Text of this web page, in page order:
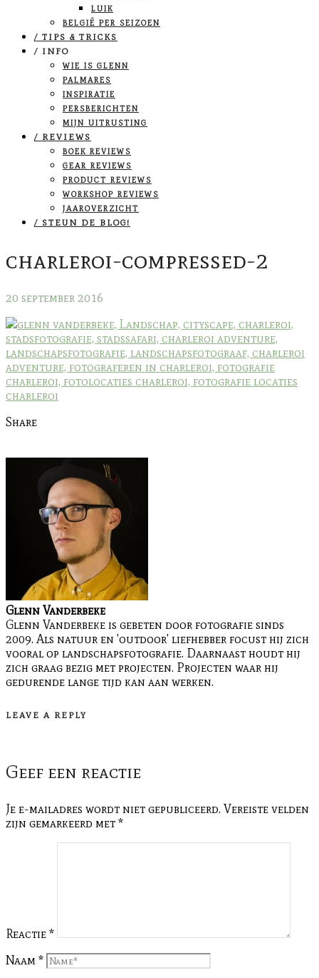
LUIK
BELGIË PER SEIZOEN
/ TIPS & TRICKS
/ INFO
WIE IS GLENN
PALMARES
INSPIRATIE
PERSBERICHTEN
MIJN UITRUSTING
/ REVIEWS
BOEK REVIEWS
GEAR REVIEWS
PRODUCT REVIEWS
WORKSHOP REVIEWS
JAAROVERZICHT
/ STEUN DE BLOG!
charleroi-compressed-2
20 september 2016
Share
Glenn Vanderbeke
Glenn Vanderbeke is gebeten door fotografie sinds
2009. Als natuur en 'outdoor' liefhebber focust hij zich
vooral op landschapsfotografie. Daarnaast houdt hij
zich graag bezig met projecten. Projecten waar hij
gedurende lange tijd kan aan werken.
LEAVE A REPLY
Geef een reactie
Je e-mailadres wordt niet gepubliceerd. Vereiste velden
zijn gemarkeerd met *
Reactie *
Naam *